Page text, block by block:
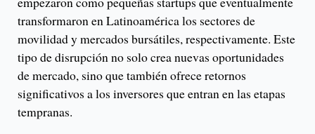
transformaron en Latinoamérica los sectores de
movilidad y mercados bursátiles, respectivamente. Este
tipo de disrupción no solo crea nuevas oportunidades
de mercado, sino que también ofrece retornos
significativos a los inversores que entran en las etapas
tempranas.